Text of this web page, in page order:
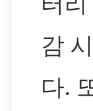
감
다.